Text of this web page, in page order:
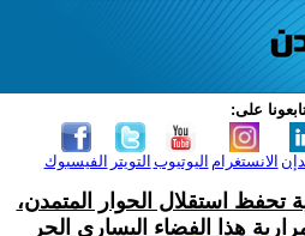
على:
الفيسبوك التويتر اليوتيوب الانستغرام
تحفظ استقلال الحوار المتمدن،
هذا الفضاء اليساري الحر